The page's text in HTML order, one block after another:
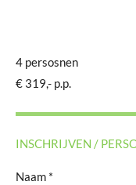
4 persosnen
€ 319,- p.p.
INSCHRIJVEN /
Naam *